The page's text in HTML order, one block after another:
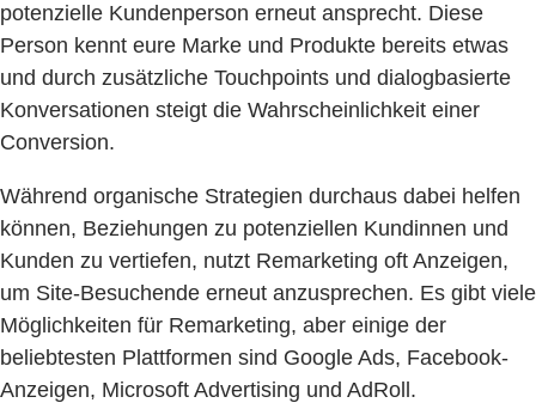
potenzielle Kundenperson erneut ansprecht. Diese
Person kennt eure Marke und Produkte bereits etwas
und durch zusätzliche Touchpoints und dialogbasierte
Konversationen steigt die Wahrscheinlichkeit einer
Conversion.
Während organische Strategien durchaus dabei helfen
können, Beziehungen zu potenziellen Kundinnen und
Kunden zu vertiefen, nutzt Remarketing oft Anzeigen,
um Site-Besuchende erneut anzusprechen. Es gibt viele
Möglichkeiten für Remarketing, aber einige der
beliebtesten Plattformen sind Google Ads, Facebook-
Anzeigen, Microsoft Advertising und AdRoll.